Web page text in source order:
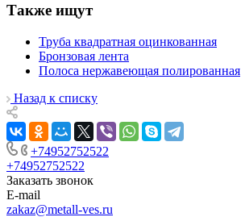
Также ищут
Труба квадратная оцинкованная
Бронзовая лента
Полоса нержавеющая полированная
Назад к списку
+74952752522
+74952752522
Заказать звонок
E-mail
zakaz@metall-ves.ru